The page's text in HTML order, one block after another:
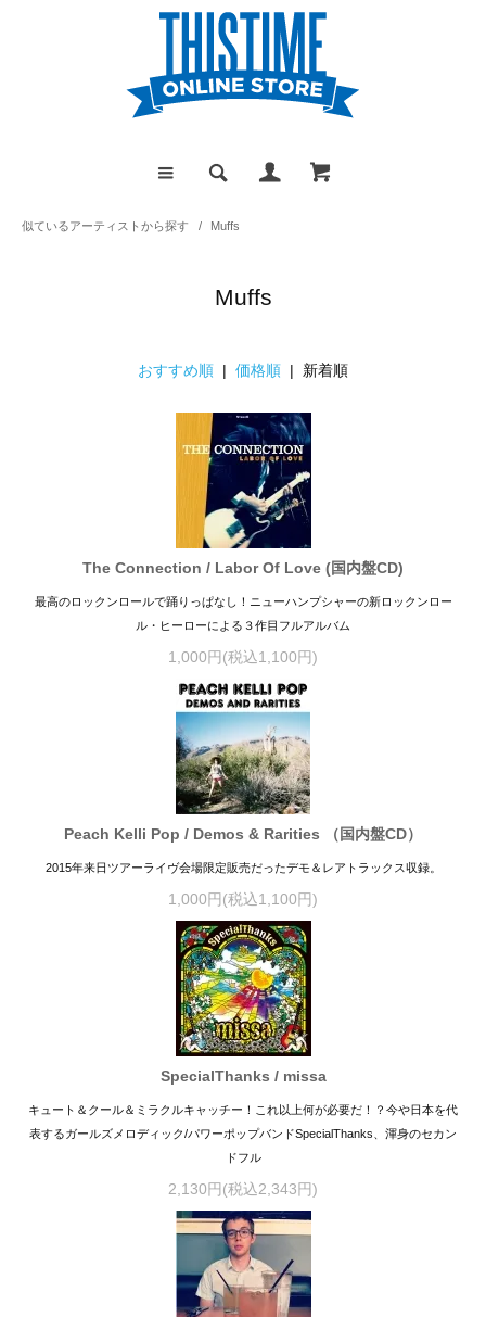
似ているアーティストから探す / Muffs
Muffs
おすすめ順 | 価格順 | 新着順
The Connection / Labor Of Love (国内盤CD)
最高のロックンロールで踊りっぱなし！ニューハンプシャーの新ロックンロー
ル・ヒーローによる３作目フルアルバム
1,000円(税込1,100円)
Peach Kelli Pop / Demos & Rarities （国内盤CD）
2015年来日ツアーライヴ会場限定販売だったデモ＆レアトラックス収録。
1,000円(税込1,100円)
SpecialThanks / missa
キュート＆クール＆ミラクルキャッチー！これ以上何が必要だ！？今や日本を代
表するガールズメロディック/パワーポップバンドSpecialThanks、渾身のセカン
ドフル
2,130円(税込2,343円)